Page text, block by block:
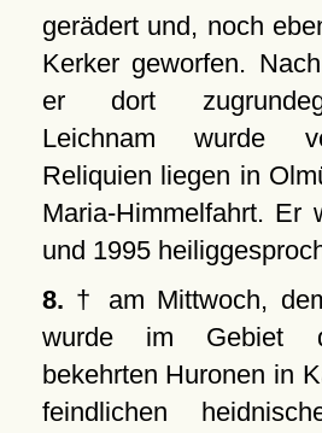
gerädert und, noch
Kerker geworfen.
er dort
Leichnam wurde
Reliquien liegen in
Maria-Himmelfahrt. Er
und 1995
8. † am Mittwoch,
wurde im Gebiet
bekehrten Huronen in
feindlichen